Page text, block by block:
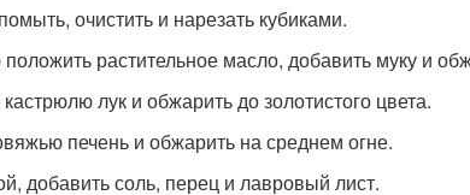
очистить и нарезать кубиками.
растительное масло, добавить муку и
лук и обжарить до золотистого цвета.
печень и обжарить на среднем огне.
добавить соль, перец и лавровый лист.